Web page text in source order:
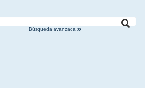
Búsqueda avanzada